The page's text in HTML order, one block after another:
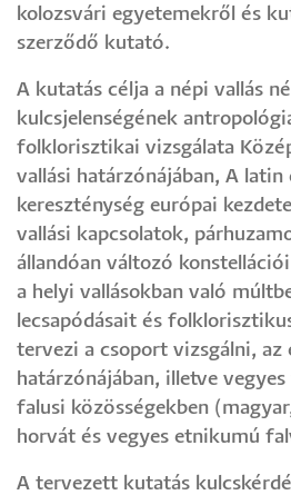
kolozsvári egyetemekről és
szerződő kutató.
A kutatás célja a népi vallás
kulcsjelenségének
folklorisztikai vizsgálata
vallási határzónájában, A latin
kereszténység európai
vallási kapcsolatok,
állandóan változó
a helyi vallásokban való
lecsapódásait és
tervezi a csoport vizsgálni, az
határzónájában, illetve
falusi közösségekben
horvát és vegyes etnikumú
A tervezett kutatás